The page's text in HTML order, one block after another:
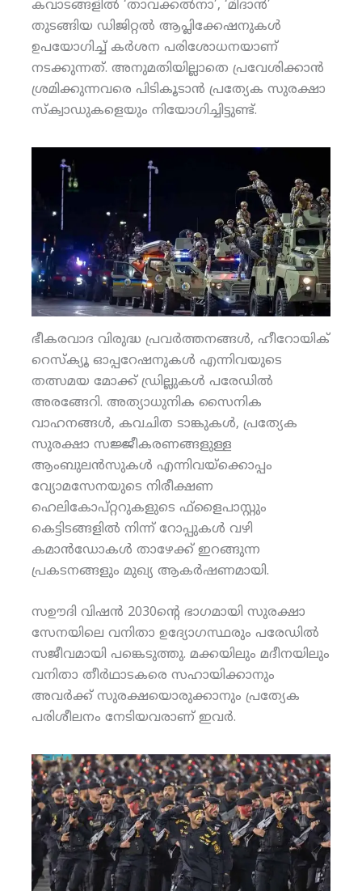
കവാടങ്ങളില്‍ ‘താവക്കല്‍നാ’, ‘മിദാന്‍’
തുടങ്ങിയ ഡിജിറ്റല്‍ ആപ്ലിക്കേഷനുകള്‍
ഉപയോഗിച്ച് കര്‍ശന പരിശോധനയാണ്
നടക്കുന്നത്. അനുമതിയില്ലാതെ പ്രവേശിക്കാന്‍
ശ്രമിക്കുന്നവരെ പിടികൂടാന്‍ പ്രത്യേക സുരക്ഷാ
സ്‌ക്വാഡുകളെയും നിയോഗിച്ചിട്ടുണ്ട്.
ഭീകരവാദ വിരുദ്ധ പ്രവര്‍ത്തനങ്ങള്‍, ഹീറോയിക്
റെസ്‌ക്യൂ ഓപ്പറേഷനുകള്‍ എന്നിവയുടെ
തത്സമയ മോക്ക് ഡ്രില്ലുകള്‍ പരേഡില്‍
അരങ്ങേറി. അത്യാധുനിക സൈനിക
വാഹനങ്ങള്‍, കവചിത ടാങ്കുകള്‍, പ്രത്യേക
സുരക്ഷാ സജ്ജീകരണങ്ങളുള്ള
ആംബുലന്‍സുകള്‍ എന്നിവയ്‌ക്കൊപ്പം
വ്യോമസേനയുടെ നിരീക്ഷണ
ഹെലികോപ്റ്ററുകളുടെ ഫ്‌ളൈപാസ്റ്റും
കെട്ടിടങ്ങളില്‍ നിന്ന് റോപ്പുകള്‍ വഴി
കമാന്‍ഡോകള്‍ താഴേക്ക് ഇറങ്ങുന്ന
പ്രകടനങ്ങളും മുഖ്യ ആകര്‍ഷണമായി.
സഊദി വിഷന്‍ 2030ന്റെ ഭാഗമായി സുരക്ഷാ
സേനയിലെ വനിതാ ഉദ്യോഗസ്ഥരും പരേഡില്‍
സജീവമായി പങ്കെടുത്തു. മക്കയിലും മദീനയിലും
വനിതാ തീര്‍ഥാടകരെ സഹായിക്കാനും
അവര്‍ക്ക് സുരക്ഷയൊരുക്കാനും പ്രത്യേക
പരിശീലനം നേടിയവരാണ് ഇവര്‍.